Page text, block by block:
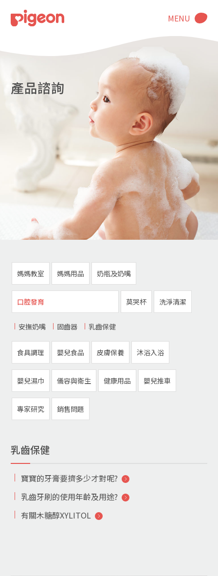
MENU
產品諮詢
媽媽教室 媽媽用品 奶瓶及奶嘴
口腔發育
安撫奶嘴 固齒器 乳齒保健
莫哭杯 洗淨清潔
食具調理 嬰兒食品 皮膚保養 沐浴入浴
嬰兒濕巾 儀容與衛生 健康用品 嬰兒推車
專家研究 銷售問題
乳齒保健
寶寶的牙膏要擠多少才對呢?
乳齒牙刷的使用年齡及用途?
有關木糖醇XYLITOL